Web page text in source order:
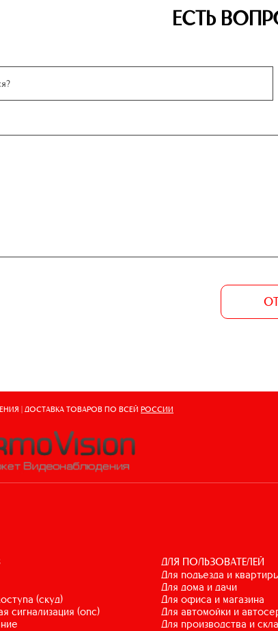
ЕСТЬ
| ДОСТАВКА ТОВАРОВ ПО ВСЕЙ РОССИИ
(скуд)
сигнализация (опс)
ДЛЯ ПОЛЬЗОВАТЕЛЕЙ
для подъезда и
для дома и дачи
для офиса и магазина
для автомойки и
для производства и